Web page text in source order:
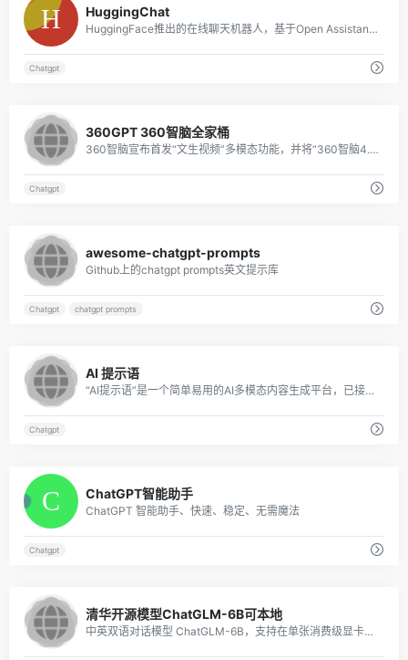
HuggingChat
HuggingFace推出的在线聊天机器人，基于Open Assistant模型
Chatgpt
360GPT 360智脑全家桶
360智脑宣布首发“文生视频”多模态功能，并将“360智脑4.0”接入浏览器、搜索、安全卫士等360全端产品。
Chatgpt
awesome-chatgpt-prompts
Github上的chatgpt prompts英文提示库
Chatgpt chatgpt prompts
AI 提示语
“AI提示语”是一个简单易用的AI多模态内容生成平台，已接入最先进大语言模型（基于ChatGPT4强大内核），提供2800+提示语应用（多重Prompt）。为用户提供高质量、个性化及创新性的解...
Chatgpt
ChatGPT智能助手
ChatGPT 智能助手、快速、稳定、无需魔法
Chatgpt
清华开源模型ChatGLM-6B可本地
中英双语对话模型 ChatGLM-6B，支持在单张消费级显卡上进行推理使用，支持中英双语问答的对话语言模型，并针对中文进行了优化。